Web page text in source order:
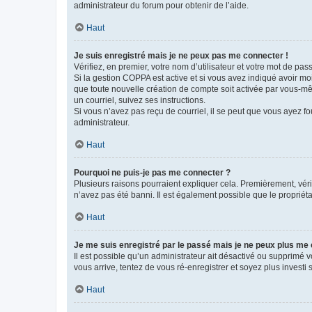
administrateur du forum pour obtenir de l’aide.
Haut
Je suis enregistré mais je ne peux pas me connecter !
Vérifiez, en premier, votre nom d’utilisateur et votre mot de
Si la gestion COPPA est active et si vous avez indiqué avoir
que toute nouvelle création de compte soit activée par vous-
un courriel, suivez ses instructions.
Si vous n’avez pas reçu de courriel, il se peut que vous ayez
administrateur.
Haut
Pourquoi ne puis-je pas me connecter ?
Plusieurs raisons pourraient expliquer cela. Premièrement,
n’avez pas été banni. Il est également possible que le
Haut
Je me suis enregistré par le passé mais je ne peux plus me
Il est possible qu’un administrateur ait désactivé ou
vous arrive, tentez de vous ré-enregistrer et soyez plus investi
Haut